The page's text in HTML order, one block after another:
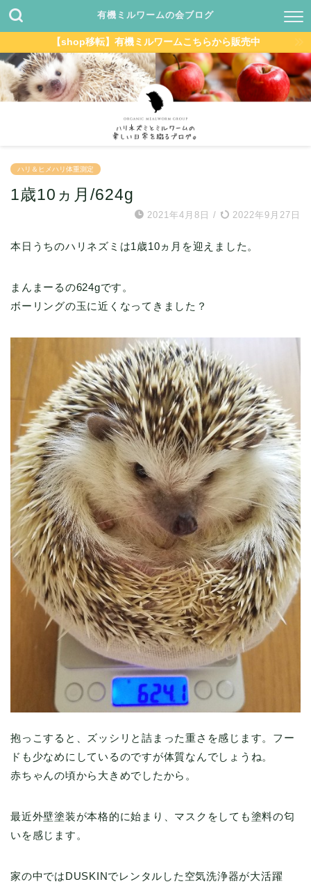
有機ミルワームの会ブログ
【shop移転】有機ミルワームこちらから販売中
ハリ＆ヒメハリ体重測定
1歳10ヵ月/624g
2021年4月8日 / 2022年9月27日
本日うちのハリネズミは1歳10ヵ月を迎えました。
まんまーるの624gです。
ボーリングの玉に近くなってきました？
抱っこすると、ズッシリと詰まった重さを感じます。フー
ドも少なめにしているのですが体質なんでしょうね。
赤ちゃんの頃から大きめでしたから。
最近外壁塗装が本格的に始まり、マスクをしても塗料の匂
いを感じます。
家の中ではDUSKINでレンタルした空気洗浄器が大活躍